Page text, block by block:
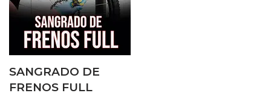
SANGRADO DE
FRENOS FULL